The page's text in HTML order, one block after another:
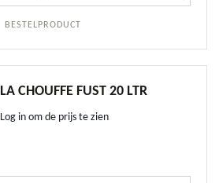
BESTELPRODUCT
LA CHOUFFE FUST 20 LTR
Log in om de prijs te zien